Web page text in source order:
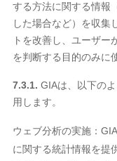
する方法に関する情報
した場合など）を収集
トを改善し、ユーザー
を判断する目的のみに
7.3.1. GIAは、以下の
用します。
ウェブ分析の実施：
に関する統計情報を提